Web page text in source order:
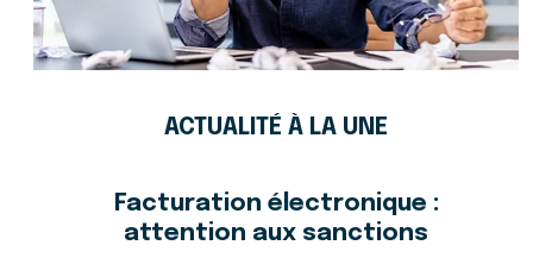
ACTUALITÉ À LA UNE
Facturation électronique :
attention aux sanctions